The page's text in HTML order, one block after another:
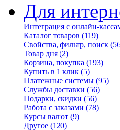
Для
Интеграция с онлайн-
Каталог товаров (119)
Свойства, фильтр, поиск
Товар дня (2)
Корзина, покупка (193)
Купить в 1 клик (5)
Платежные системы (95)
Службы доставки (56)
Подарки, скидки (56)
Работа с заказами (78)
Курсы валют (9)
Другое (120)